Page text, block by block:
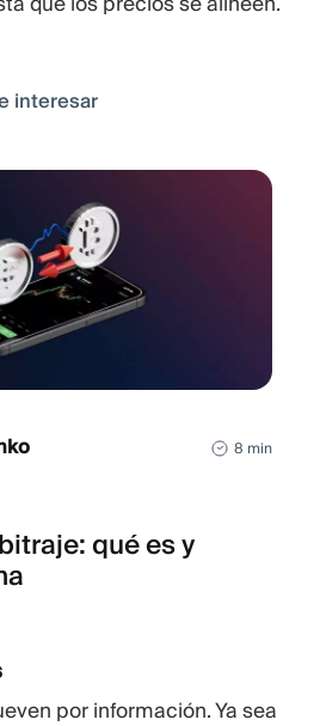
interesar
8 min
qué es y
por información. Ya sea